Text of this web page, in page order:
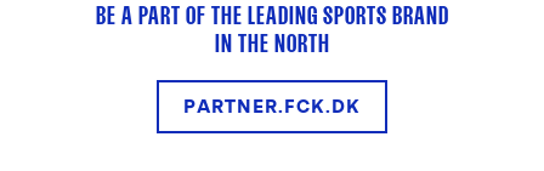
BE A PART OF THE LEADING SPORTS BRAND
IN THE NORTH
PARTNER.FCK.DK